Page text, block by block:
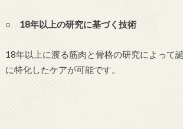
○ 18年以上の研究に基づく技術
18年以上に渡る筋肉と骨格の研究によって
に特化したケアが可能です。